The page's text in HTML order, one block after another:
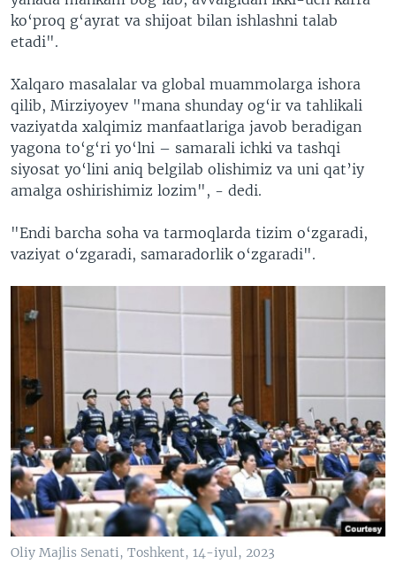
ko‘proq g‘ayrat va shijoat bilan ishlashni talab
etadi".
Xalqaro masalalar va global muammolarga ishora
qilib, Mirziyoyev "mana shunday og‘ir va tahlikali
vaziyatda xalqimiz manfaatlariga javob beradigan
yagona to‘g‘ri yo‘lni – samarali ichki va tashqi
siyosat yo‘lini aniq belgilab olishimiz va uni qat’iy
amalga oshirishimiz lozim", - dedi.
"Endi barcha soha va tarmoqlarda tizim o‘zgaradi,
vaziyat o‘zgaradi, samaradorlik o‘zgaradi".
Oliy Majlis Senati, Toshkent, 14-iyul, 2023